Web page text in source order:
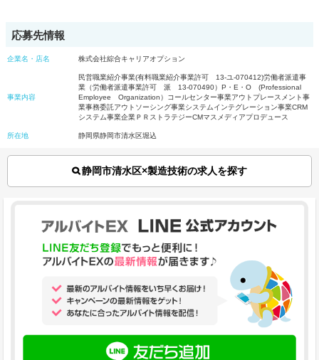
応募先情報
企業名・店名 株式会社綜合キャリアオプション
事業内容
民営職業紹介事業(有料職業紹介事業許可 13-ユ-070412)労働者派遣事
業（労働者派遣事業許可 派 13-070490）P・E・O (Professional
Employee Organization）コールセンター事業アウトプレースメント事
業事務委託アウトソーシング事業システムインテグレーション事業CRM
システム事業企業ＰＲストラテジーCMマスメディアプロデュース
所在地 静岡県静岡市清水区堀込
静岡市清水区×製造技術の求人を探す